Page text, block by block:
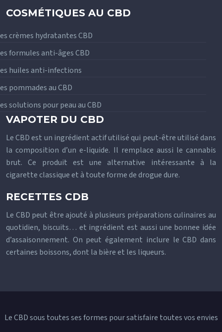
COSMÉTIQUES AU CBD
crèmes hydratantes CBD
formules anti-âges CBD
huiles anti-infections
pommades au CBD
solutions pour peau au CBD
VAPOTER DU CBD
Le CBD est un ingrédient actif utilisé qui peut-être utilisé dans
la composition d’un e-liquide. Il remplace aussi le cannabis
brut. Ce produit est une alternative intéressante à la
cigarette classique et à toute forme de drogue dure.
RECETTES CDB
Le CBD peut être ajouté à plusieurs préparations culinaires au
quotidien, biscuits… et ingrédient est aussi une bonnee idée
d’assaisonnement. On peut également inclure le CBD dans
certaines boissons, dont la bière et les liqueurs.
Le CBD sous toutes ses formes pour satisfaire toutes vos envies